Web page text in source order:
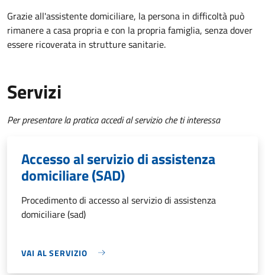
Grazie all'assistente domiciliare, la persona in difficoltà può
rimanere a casa propria e con la propria famiglia, senza dover
essere ricoverata in strutture sanitarie.
Servizi
Per presentare la pratica accedi al servizio che ti interessa
Accesso al servizio di assistenza
domiciliare (SAD)
Procedimento di accesso al servizio di assistenza
domiciliare (sad)
VAI AL SERVIZIO